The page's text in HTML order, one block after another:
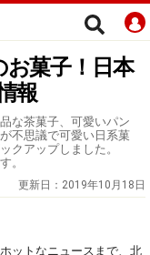
菓子！日本
報
な茶菓子、可愛いパン
不思議で可愛い日系菓
クアップしました。
。
更新日： 2019年10月18日
ットなニュースまで、北